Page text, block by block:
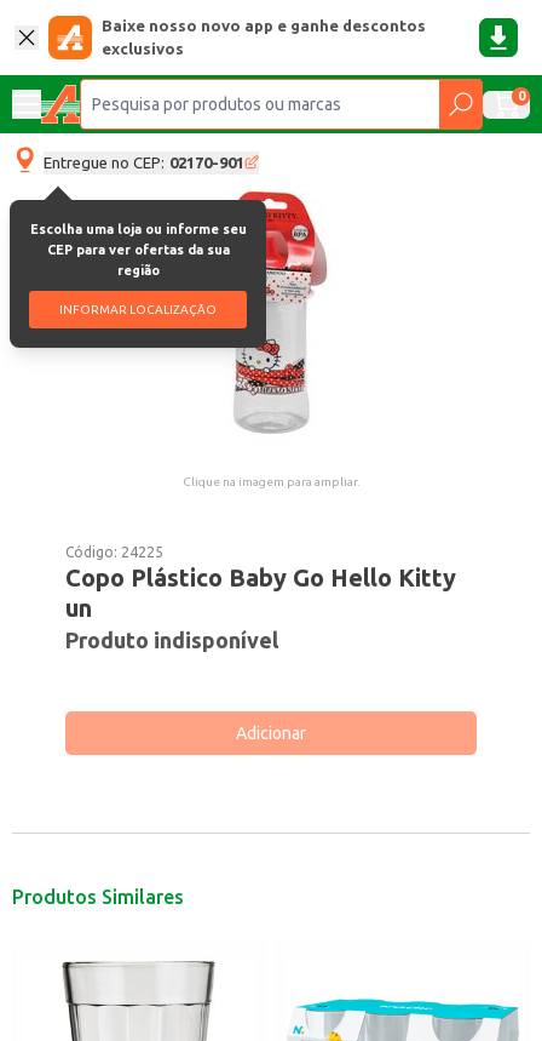
Baixe nosso novo app e ganhe descontos
exclusivos
0
Entregue no CEP: 02170-901
Escolha uma loja ou informe seu
CEP para ver ofertas da sua
região
INFORMAR LOCALIZAÇÃO
Clique na imagem para ampliar.
Código: 24225
Copo Plástico Baby Go Hello Kitty
un
Produto indisponível
Adicionar
Produtos Similares